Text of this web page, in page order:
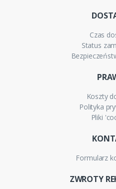
Czas
Status
Koszty
Polityka
Pliki
Formularz
ZWROTY